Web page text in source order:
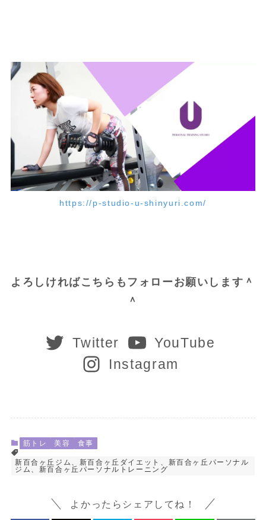
https://p-studio-u-shinyuri.com/
よろしければこちらもフォローお願いします＾
＾
Twitter
YouTube
Instagram
筋トレ 美容 食事
新百合ヶ丘ジム、新百合ヶ丘ダイエット、新百合ヶ丘パーソナル
ジム、新百合ヶ丘パーソナルトレーニング
よかったらシェアしてね！